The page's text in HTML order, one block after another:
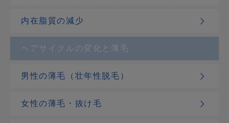
内在脂質の減少
ヘアサイクルの変化と薄毛
男性の薄毛（壮年性脱毛）
女性の薄毛・抜け毛